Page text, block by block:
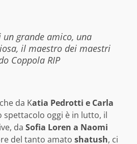
grande amico, una
il maestro dei maestri
Coppola RIP
da Katia Pedrotti e Carla
spettacolo oggi è in lutto, il
da Sofia Loren a Naomi
del tanto amato shatush, ci